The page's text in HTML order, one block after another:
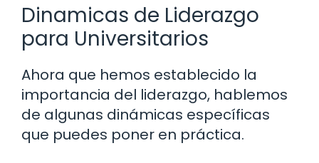
Dinamicas de Liderazgo
para Universitarios
Ahora que hemos establecido la
importancia del liderazgo, hablemos
de algunas dinámicas específicas
que puedes poner en práctica.